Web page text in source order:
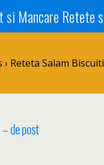
› Reteta Salam Biscuiti
de post